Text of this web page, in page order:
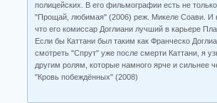
полицейских. В его фильмографии есть не
"Прощай, любимая" (2006) реж. Микеле Соави. И
что его комиссар Доглиани лучший в карьере
Если бы Каттани был таким как Франческо
смотреть "Спрут" уже после смерти Каттани, я
другим ролям, которые намного ярче и сильнее
"Кровь побеждённых" (2008)